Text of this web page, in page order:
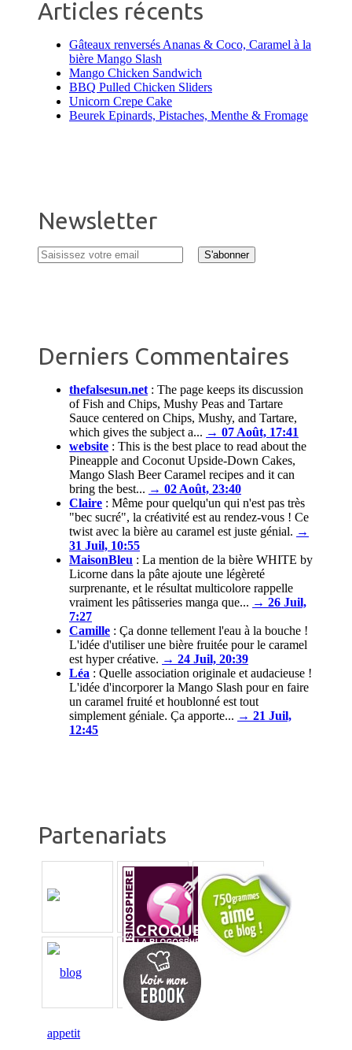
Articles récents
Gâteaux renversés Ananas & Coco, Caramel à la
bière Mango Slash
Mango Chicken Sandwich
BBQ Pulled Chicken Sliders
Unicorn Crepe Cake
Beurek Epinards, Pistaches, Menthe & Fromage
Newsletter
Derniers Commentaires
thefalsesun.net : The page keeps its discussion
of Fish and Chips, Mushy Peas and Tartare
Sauce centered on Chips, Mushy, and Tartare,
which gives the subject a... → 07 Août, 17:41
website : This is the best place to read about the
Pineapple and Coconut Upside-Down Cakes,
Mango Slash Beer Caramel recipes and it can
bring the best... → 02 Août, 23:40
Claire : Même pour quelqu'un qui n'est pas très
"bec sucré", la créativité est au rendez-vous ! Ce
twist avec la bière au caramel est juste génial. →
31 Juil, 10:55
MaisonBleu : La mention de la bière WHITE by
Licorne dans la pâte ajoute une légèreté
surprenante, et le résultat multicolore rappelle
vraiment les pâtisseries manga que... → 26 Juil,
7:27
Camille : Ça donne tellement l'eau à la bouche !
L'idée d'utiliser une bière fruitée pour le caramel
est hyper créative. → 24 Juil, 20:39
Léa : Quelle association originale et audacieuse !
L'idée d'incorporer la Mango Slash pour en faire
un caramel fruité et houblonné est tout
simplement géniale. Ça apporte... → 21 Juil,
12:45
Partenariats